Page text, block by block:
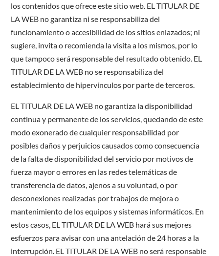
los contenidos que ofrece este sitio web. EL TITULAR DE
LA WEB no garantiza ni se responsabiliza del
funcionamiento o accesibilidad de los sitios enlazados; ni
sugiere, invita o recomienda la visita a los mismos, por lo
que tampoco será responsable del resultado obtenido. EL
TITULAR DE LA WEB no se responsabiliza del
establecimiento de hipervínculos por parte de terceros.
EL TITULAR DE LA WEB no garantiza la disponibilidad
continua y permanente de los servicios, quedando de este
modo exonerado de cualquier responsabilidad por
posibles daños y perjuicios causados como consecuencia
de la falta de disponibilidad del servicio por motivos de
fuerza mayor o errores en las redes telemáticas de
transferencia de datos, ajenos a su voluntad, o por
desconexiones realizadas por trabajos de mejora o
mantenimiento de los equipos y sistemas informáticos. En
estos casos, EL TITULAR DE LA WEB hará sus mejores
esfuerzos para avisar con una antelación de 24 horas a la
interrupción. EL TITULAR DE LA WEB no será responsable